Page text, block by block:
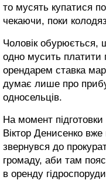
то мусять купатися
чекаючи, поки
Чоловік обурюється,
одно мусить
орендарем ставка
думає лише про
односельців.
На момент
Віктор Денисенко вже
звернувся до
громаду, аби там
в оренду